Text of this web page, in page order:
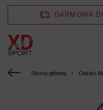
DARMOWA
Strona główna Odzież